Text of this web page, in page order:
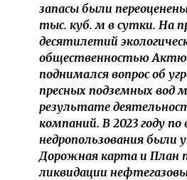
запасы были
тыс. куб. м в сутки. На
десятилетий
общественностью
поднимался вопрос об
пресных подземных вод
результате
компаний. В 2023 году по
недропользования были
Дорожная карта и План
ликвидации